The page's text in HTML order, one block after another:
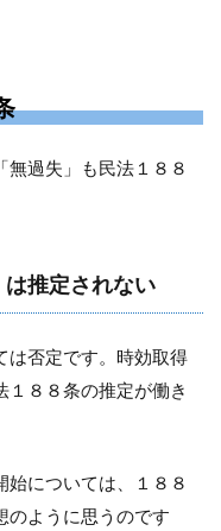
無過失」も民法１８８
推定されない
は否定です。時効取得
８８条の推定が働き
については、１８８
のように思うのです